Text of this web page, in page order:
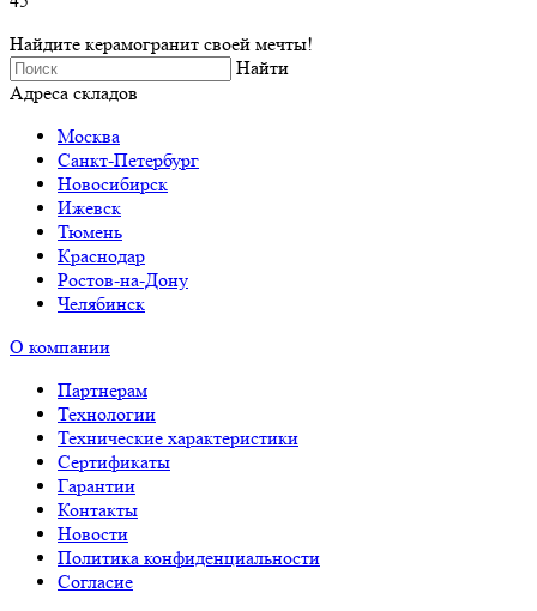
Найдите керамогранит своей мечты!
Найти
Адреса складов
Москва
Санкт-Петербург
Новосибирск
Ижевск
Тюмень
Краснодар
Ростов-на-Дону
Челябинск
О компании
Партнерам
Технологии
Технические характеристики
Сертификаты
Гарантии
Контакты
Новости
Политика конфиденциальности
Согласие